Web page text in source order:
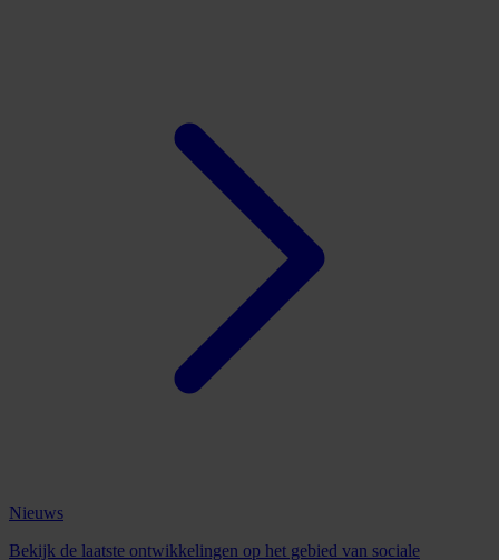
Nieuws
Bekijk de laatste ontwikkelingen op het gebied van sociale